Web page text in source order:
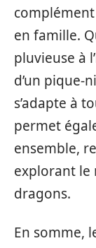
en famille.
pluvieuse à
d’un pique-
s’adapte à
permet
ensemble,
explorant le
dragons.
En somme,